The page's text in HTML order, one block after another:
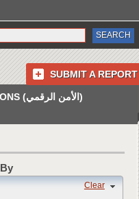
SUBMIT A REPORT
INSTRUCTIONS (الأمن الرقمي)
Clear